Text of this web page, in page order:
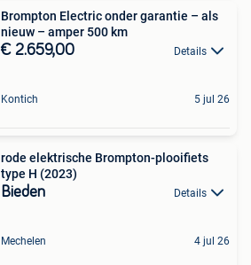
Brompton Electric onder garantie – als
nieuw – amper 500 km
€ 2.659,00 Details
Kontich 5 jul 26
rode elektrische Brompton-plooifiets
type H (2023)
Bieden Details
Mechelen 4 jul 26